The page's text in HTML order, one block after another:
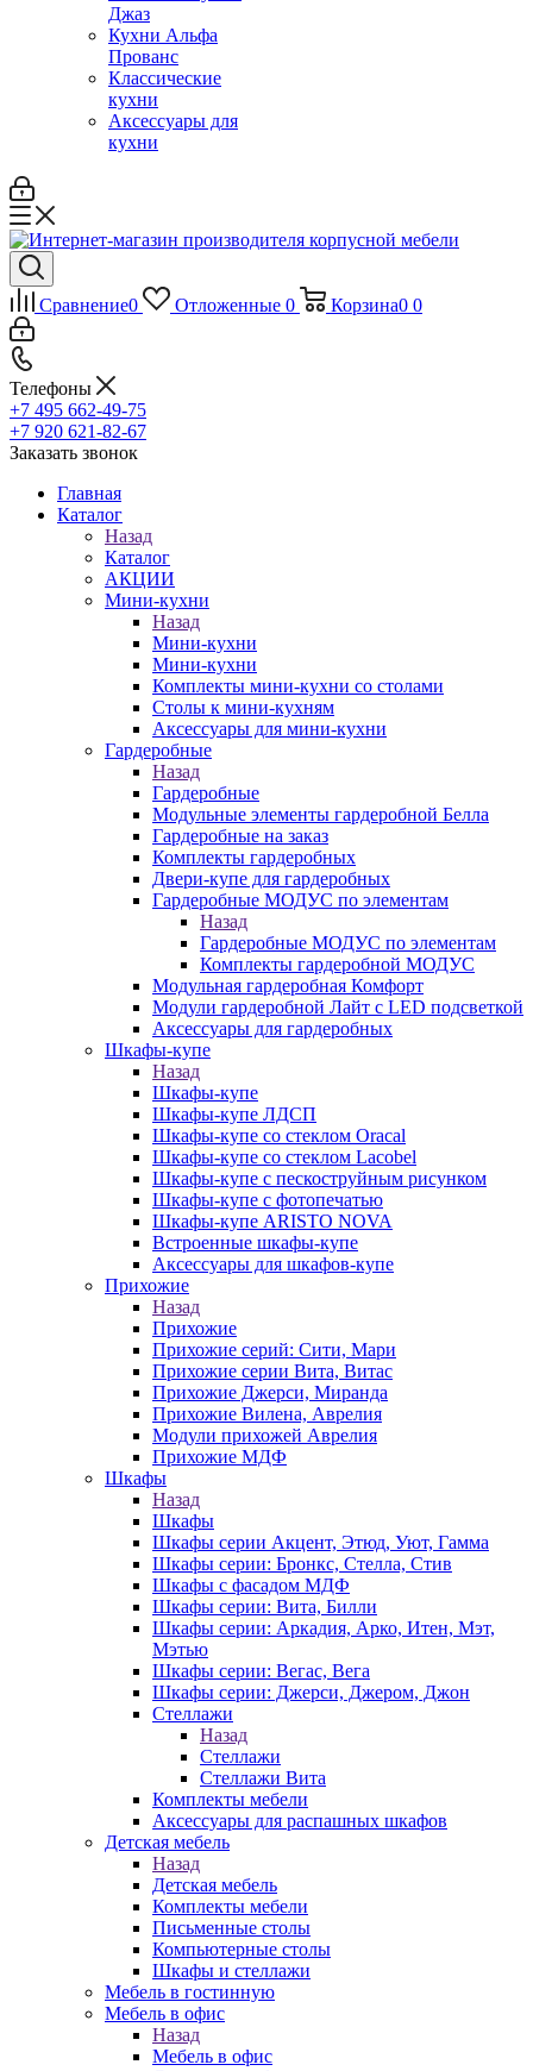
Джаз
Кухни Альфа
Прованс
Классические
кухни
Аксессуары для
кухни
Сравнение0 Отложенные 0 Корзина0 0
Телефоны
+7 495 662-49-75
+7 920 621-82-67
Заказать звонок
Главная
Каталог
Назад
Каталог
АКЦИИ
Мини-кухни
Назад
Мини-кухни
Мини-кухни
Комплекты мини-кухни со столами
Столы к мини-кухням
Аксессуары для мини-кухни
Гардеробные
Назад
Гардеробные
Модульные элементы гардеробной Белла
Гардеробные на заказ
Комплекты гардеробных
Двери-купе для гардеробных
Гардеробные МОДУС по элементам
Назад
Гардеробные МОДУС по элементам
Комплекты гардеробной МОДУС
Модульная гардеробная Комфорт
Модули гардеробной Лайт с LED подсветкой
Аксессуары для гардеробных
Шкафы-купе
Назад
Шкафы-купе
Шкафы-купе ЛДСП
Шкафы-купе со стеклом Oracal
Шкафы-купе со стеклом Lacobel
Шкафы-купе с пескоструйным рисунком
Шкафы-купе с фотопечатью
Шкафы-купе ARISTO NOVA
Встроенные шкафы-купе
Аксессуары для шкафов-купе
Прихожие
Назад
Прихожие
Прихожие серий: Сити, Мари
Прихожие серии Вита, Витас
Прихожие Джерси, Миранда
Прихожие Вилена, Аврелия
Модули прихожей Аврелия
Прихожие МДФ
Шкафы
Назад
Шкафы
Шкафы серии Акцент, Этюд, Уют, Гамма
Шкафы серии: Бронкс, Стелла, Стив
Шкафы с фасадом МДФ
Шкафы серии: Вита, Билли
Шкафы серии: Аркадия, Арко, Итен, Мэт,
Мэтью
Шкафы серии: Вегас, Вега
Шкафы серии: Джерси, Джером, Джон
Стеллажи
Назад
Стеллажи
Стеллажи Вита
Комплекты мебели
Аксессуары для распашных шкафов
Детская мебель
Назад
Детская мебель
Комплекты мебели
Письменные столы
Компьютерные столы
Шкафы и стеллажи
Мебель в гостинную
Мебель в офис
Назад
Мебель в офис